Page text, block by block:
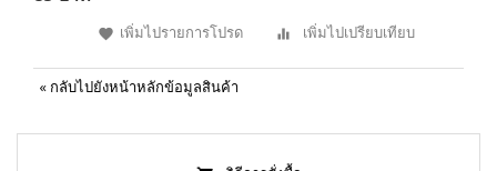
เพิ่มไปรายการโปรด เพิ่มไปเปรียบเทียบ
« กลับไปยังหน้าหลักข้อมูลสินค้า